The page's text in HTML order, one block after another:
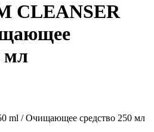
CLEANSER
мл
ml / Очищающее средство 250 мл